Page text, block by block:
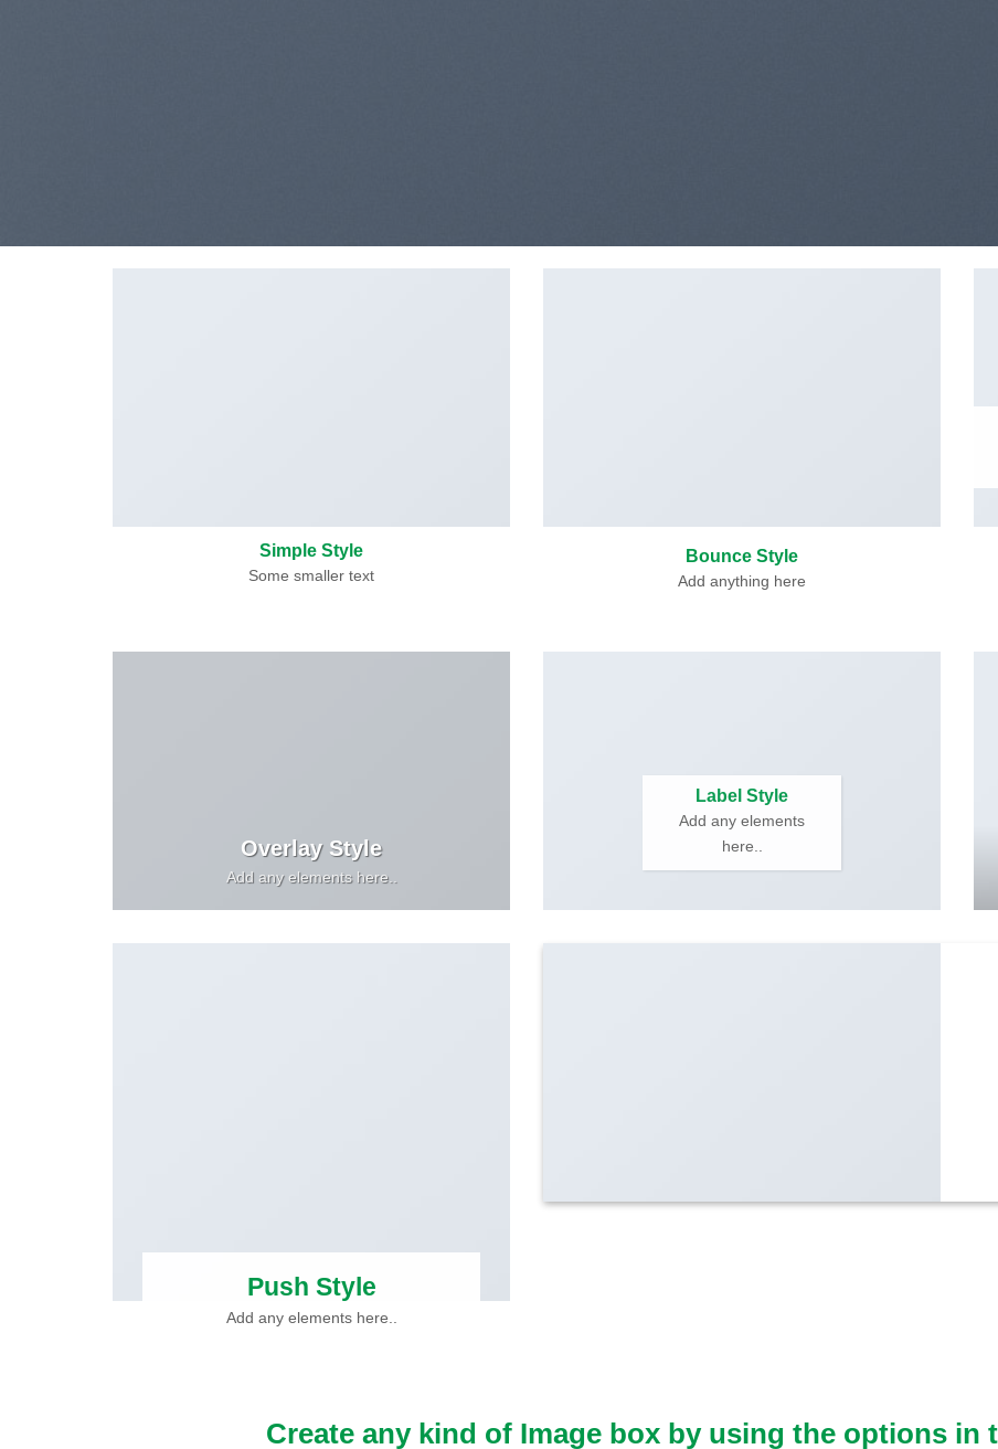
Simple Style
Some smaller text
Bounce Style
Add anything here
Overlay Style
Add any elements here..
Label Style
Add any elements
here..
Push Style
Add any elements here..
Create any kind of Image box by using the options in